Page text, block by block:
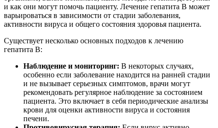
и как они могут помочь пациенту. Лечение гепатита B может
варьироваться в зависимости от стадии заболевания,
активности вируса и общего состояния здоровья пациента.
Существует несколько основных подходов к лечению
гепатита B:
Наблюдение и мониторинг: В некоторых случаях,
особенно если заболевание находится на ранней стадии
и не вызывает серьезных симптомов, врачи могут
рекомендовать регулярное наблюдение за состоянием
пациента. Это включает в себя периодические анализы
крови для оценки активности вируса и состояния
печени.